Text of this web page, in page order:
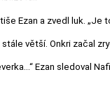
Ezan a zvedl luk. „Je
větší. Onkri začal
Ezan sledoval